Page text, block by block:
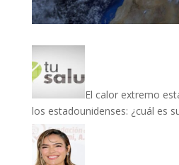
El calor extremo
los estadounidenses: ¿cuál es